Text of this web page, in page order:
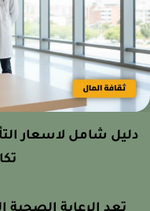
شامل لاسعار